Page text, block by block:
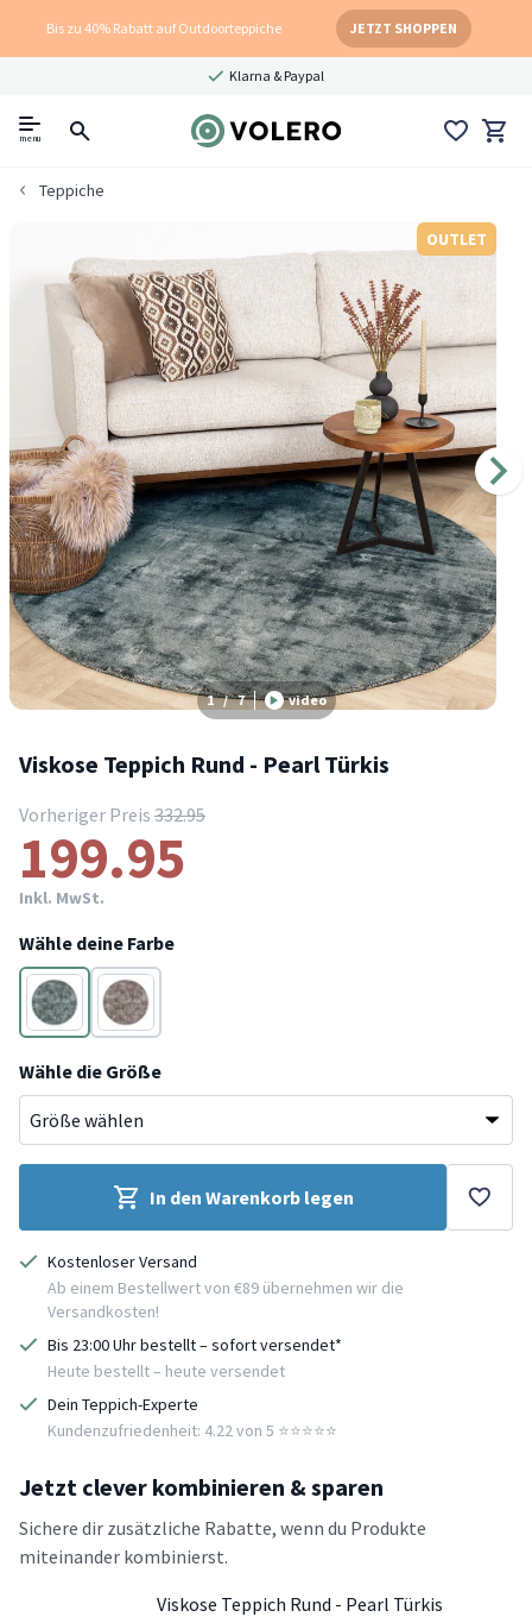
Bis zu 40% Rabatt auf Outdoorteppiche JETZT SHOPPEN
Klarna & Paypal
menu
Teppiche
OUTLET
1 / 7 video
Viskose Teppich Rund - Pearl Türkis
Vorheriger Preis 332.95
199.95
Inkl. MwSt.
Wähle deine Farbe
Türkis
Grau
Wähle die Größe
In den Warenkorb legen
Kostenloser Versand
Ab einem Bestellwert von €89 übernehmen wir die
Versandkosten!
Bis 23:00 Uhr bestellt – sofort versendet*
Heute bestellt – heute versendet
Dein Teppich-Experte
Kundenzufriedenheit: 4.22 von 5 ⭐️⭐️⭐️⭐️⭐️
Jetzt clever kombinieren & sparen
Sichere dir zusätzliche Rabatte, wenn du Produkte
miteinander kombinierst.
Viskose Teppich Rund - Pearl Türkis